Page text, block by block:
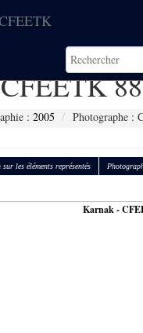
: 2005 Photographe :
les éléments représentés